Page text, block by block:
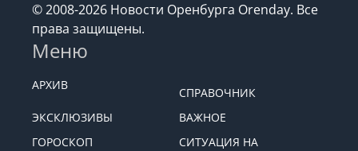
© 2008-2026 Новости Оренбурга Orenday. Все
права защищены.
Меню
АРХИВ
СПРАВОЧНИК
ЭКСКЛЮЗИВЫ
ВАЖНОЕ
ГОРОСКОП
СИТУАЦИЯ НА